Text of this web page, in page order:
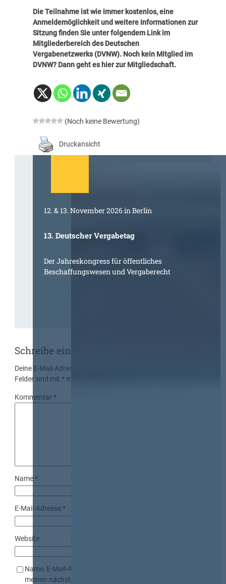
Die Teilnahme ist wie immer kostenlos, eine
Anmeldemöglichkeit und weitere Informationen zur
Sitzung finden Sie unterfolgendem Link im
Mitgliederbereich des Deutschen
Vergabenetzwerks(DVNW). Noch kein Mitglied im
DVNW? Dann geht es hierzur Mitgliedschaft.
(Noch keine Bewertung)
Druckansicht
12. & 13. November 2026 in Berlin
13. Deutscher Vergabetag
Der Jahreskongress für öffentliches
Beschaffungswesen und Vergaberecht
Schreibe einen Kommentar
Deine E-Mail-Adresse wird nicht veröffentlicht.
Felder sind mit* markiert
Kommentar*
Name*
E-Mail-Adresse*
Website
Name, E-Mail-Adresse und Website in diesem Browser für
meinen nächsten Kommentar speichern.